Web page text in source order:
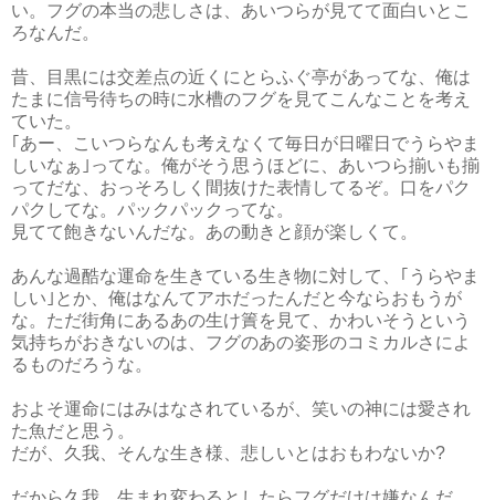
い。フグの本当の悲しさは、あいつらが見てて面白いとこ
ろなんだ。
昔、目黒には交差点の近くにとらふぐ亭があってな、俺は
たまに信号待ちの時に水槽のフグを見てこんなことを考え
ていた。
｢あー、こいつらなんも考えなくて毎日が日曜日でうらやま
しいなぁ｣ってな。俺がそう思うほどに、あいつら揃いも揃
ってだな、おっそろしく間抜けた表情してるぞ。口をパク
パクしてな。パックパックってな。
見てて飽きないんだな。あの動きと顔が楽しくて。
あんな過酷な運命を生きている生き物に対して、｢うらやま
しい｣とか、俺はなんてアホだったんだと今ならおもうが
な。ただ街角にあるあの生け簀を見て、かわいそうという
気持ちがおきないのは、フグのあの姿形のコミカルさによ
るものだろうな。
およそ運命にはみはなされているが、笑いの神には愛され
た魚だと思う。
だが、久我、そんな生き様、悲しいとはおもわないか?